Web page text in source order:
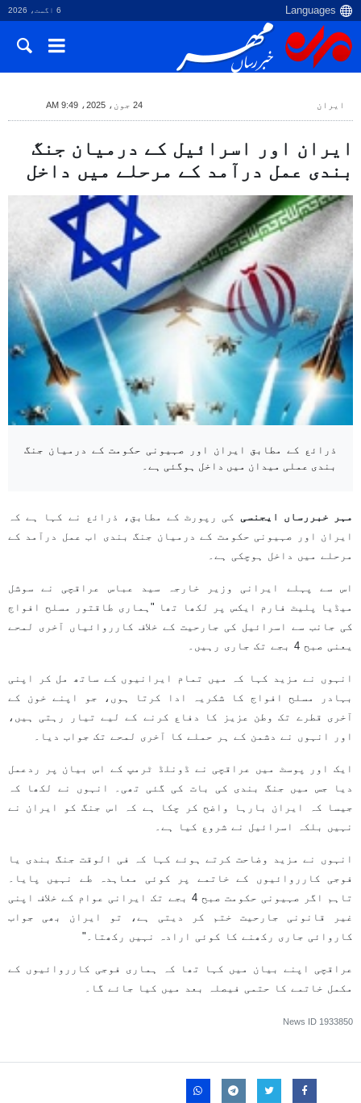
6 اگست، 2026
ایران 24 جون، 2025، 9:49 AM
ایران اور اسرائیل کے درمیان جنگ
بندی عمل درآمد کے مرحلے میں داخل
ذرائع کے مطابق ایران اور صہیونی حکومت کے درمیان جنگ
بندی عملی میدان میں داخل ہوگئی ہے۔
مہر خبررساں ایجنسی کی رپورٹ کے مطابق، ذرائع نے کہا ہے کہ
ایران اور صہیونی حکومت کے درمیان جنگ بندی اب عمل درآمد کے
مرحلے میں داخل ہوچکی ہے۔
اس سے پہلے ایرانی وزیر خارجہ سید عباس عراقچی نے سوشل
میڈیا پلیٹ فارم ایکس پر لکھا تھا "ہماری طاقتور مسلح افواج
کی جانب سے اسرائیل کی جارحیت کے خلاف کارروائیاں آخری لمحے
یعنی صبح 4 بجے تک جاری رہیں۔
انہوں نے مزید کہا کہ میں تمام ایرانیوں کے ساتھ مل کر اپنی
بہادر مسلح افواج کا شکریہ ادا کرتا ہوں، جو اپنے خون کے
آخری قطرے تک وطن عزیز کا دفاع کرنے کے لیے تیار رہتی ہیں،
اور انہوں نے دشمن کے ہر حملے کا آخری لمحے تک جواب دیا۔
ایک اور پوسٹ میں عراقچی نے ڈونلڈ ٹرمپ کے اس بیان پر ردعمل
دیا جس میں جنگ بندی کی بات کی گئی تھی۔ انہوں نے لکھا کہ
جیسا کہ ایران بارہا واضح کر چکا ہے کہ اس جنگ کو ایران نے
نہیں بلکہ اسرائیل نے شروع کیا ہے۔
انہوں نے مزید وضاحت کرتے ہوئے کہا کہ فی الوقت جنگ بندی یا
فوجی کارروائیوں کے خاتمے پر کوئی معاہدہ طے نہیں پایا۔
تاہم اگر صہیونی حکومت صبح 4 بجے تک ایرانی عوام کے خلاف اپنی
غیر قانونی جارحیت ختم کر دیتی ہے، تو ایران بھی جواب
کاروائی جاری رکھنے کا کوئی ارادہ نہیں رکھتا۔"
عراقچی اپنے بیان میں کہا تھا کہ ہماری فوجی کارروائیوں کے
مکمل خاتمے کا حتمی فیصلہ بعد میں کیا جائے گا۔
News ID 1933850